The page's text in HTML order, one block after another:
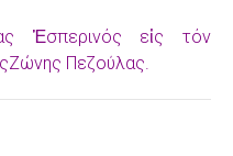
Ἑσπερινός εἰς τόν
Πεζούλας.